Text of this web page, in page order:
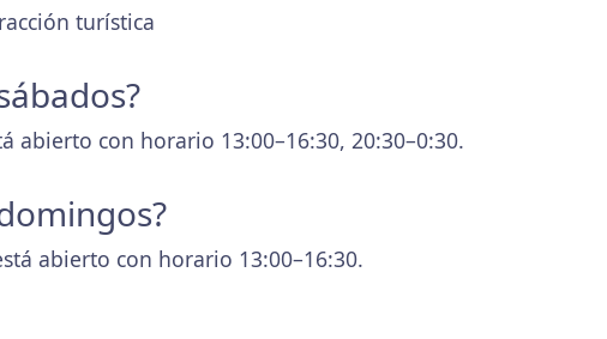
turística
abierto con horario 13:00–16:30, 20:30–0:30.
abierto con horario 13:00–16:30.